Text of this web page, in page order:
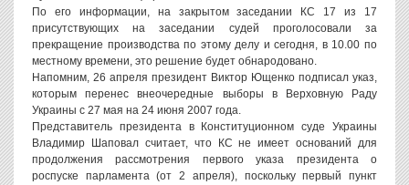
По его информации, на закрытом заседании КС 17 из 17
присутствующих на заседании судей проголосовали за
прекращение производства по этому делу и сегодня, в 10.00 по
местному времени, это решение будет обнародовано.
Напомним, 26 апреля президент Виктор Ющенко подписал указ,
которым перенес внеочередные выборы в Верховную Раду
Украины с 27 мая на 24 июня 2007 года.
Представитель президента в Конституционном суде Украины
Владимир Шаповал считает, что КС не имеет оснований для
продолжения рассмотрения первого указа президента о
роспуске парламента (от 2 апреля), поскольку первый пункт